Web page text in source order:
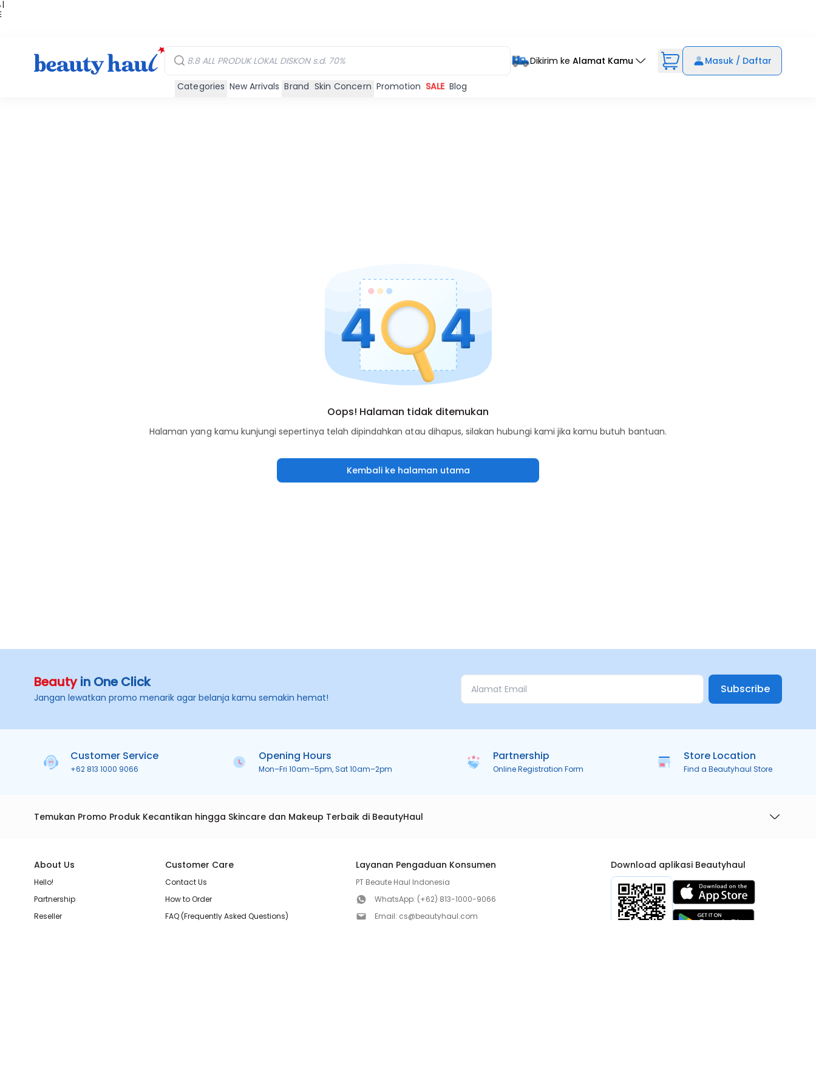
|
Dikirim ke Alamat Kamu Masuk / Daftar
Categories New Arrivals Brand Skin Concern Promotion SALE Blog
Oops! Halaman tidak ditemukan
Halaman yang kamu kunjungi sepertinya telah dipindahkan atau dihapus, silakan hubungi kami jika kamu butuh bantuan.
Kembali ke halaman utama
Beautyin One Click
Jangan lewatkan promo menarik agar belanja kamu semakin hemat!
Subscribe
Customer Service
+62 813 1000 9066
Opening Hours
Mon–Fri 10am–5pm, Sat 10am–2pm
Partnership
Online Registration Form
Store Location
Find a Beautyhaul Store
Temukan Promo Produk Kecantikan hingga Skincare dan Makeup Terbaik di BeautyHaul
About Us
Hello!
Partnership
Reseller
Customer Care
Contact Us
How to Order
FAQ (Frequently Asked Questions)
Layanan Pengaduan Konsumen
PT Beaute Haul Indonesia
WhatsApp: (+62) 813-1000-9066
Email: cs@beautyhaul.com
Download aplikasi Beautyhaul